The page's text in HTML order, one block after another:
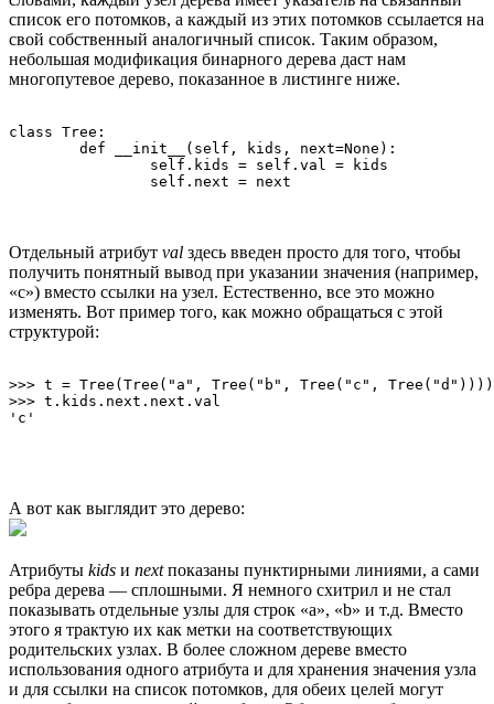
список его потомков, а каждый из этих потомков ссылается на
свой собственный аналогичный список. Таким образом,
небольшая модификация бинарного дерева даст нам
многопутевое дерево, показанное в листинге ниже.
class Tree:
Отдельный атрибут val здесь введен просто для того, чтобы
получить понятный вывод при указании значения (например,
«c») вместо ссылки на узел. Естественно, все это можно
изменять. Вот пример того, как можно обращаться с этой
структурой:
>>> t = Tree(Tree("a", Tree("b", Tree("c",
>>> t.kids.next.next.val
А вот как выглядит это дерево:
Атрибуты kids и nextпоказаны пунктирными линиями, а сами
ребра дерева — сплошными. Я немного схитрил и не стал
показывать отдельные узлы для строк «a», «b» и т.д. Вместо
этого я трактую их как метки на соответствующих
родительских узлах. В более сложном дереве вместо
использования одного атрибута и для хранения значения узла
и для ссылки на список потомков, для обеих целей могут